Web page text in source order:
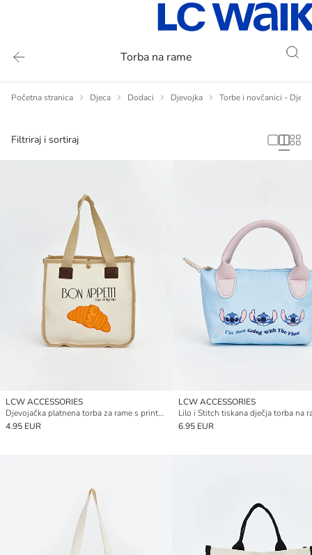
Torba na rame
Početna stranica Djeca Dodaci Djevojka Torbe i novčanici -
Filtriraj i sortiraj
LCW ACCESSORIES
Djevojačka platnena torba za rame s printom
4.95 EUR
LCW ACCESSORIES
Lilo i Stitch tiskana dječja torba na
6.95 EUR